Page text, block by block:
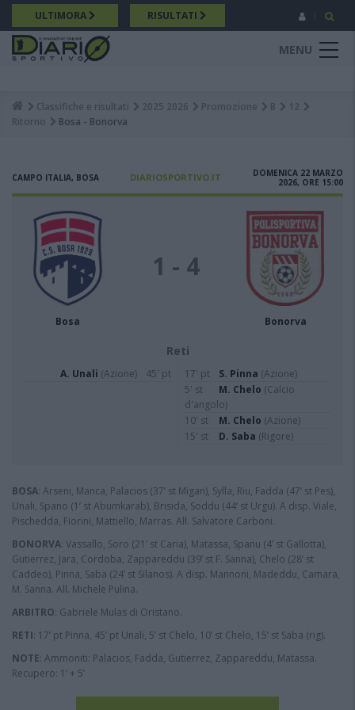
Salta
al
contenuto
principale
ULTIMORA RISULTATI
MENU
Breadcrumb
Classifiche e risultati 2025 2026 Promozione B
12
Ritorno
Bosa - Bonorva
CAMPO ITALIA, BOSA DIARIOSPORTIVO.IT
DOMENICA 22 MARZO
2026, ORE 15:00
Bosa
1 - 4
Bonorva
Reti
A. Unali (Azione) 45' pt 17' pt S. Pinna (Azione)
5' st
M. Chelo (Calcio
d'angolo)
10' st
M. Chelo (Azione)
15' st
D. Saba (Rigore)
BOSA: Arseni, Manca, Palacios (37’ st Migan), Sylla, Riu, Fadda (47’ st Pes),
Unali, Spano (1’ st Abumkarab), Brisida, Soddu (44’ st Urgu). A disp. Viale,
Pischedda, Fiorini, Mattiello, Marras. All. Salvatore Carboni.
BONORVA: Vassallo, Soro (21’ st Caria), Matassa, Spanu (4’ st Gallotta),
Gutierrez, Jara, Cordoba, Zappareddu (39’ st F. Sanna), Chelo (28’ st
Caddeo), Pinna, Saba (24’ st Silanos). A disp. Mannoni, Madeddu, Camara,
M. Sanna. All. Michele Pulina.
ARBITRO: Gabriele Mulas di Oristano.
RETI: 17’ pt Pinna, 45’ pt Unali, 5’ st Chelo, 10’ st Chelo, 15’ st Saba (rig).
NOTE: Ammoniti: Palacios, Fadda, Gutierrez, Zappareddu, Matassa.
Recupero: 1’ + 5’